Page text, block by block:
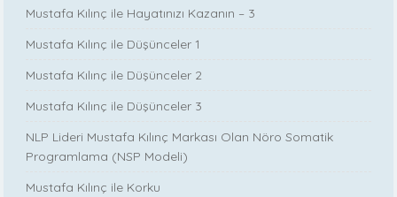
Mustafa Kılınç ile Hayatınızı Kazanın – 3
Mustafa Kılınç ile Düşünceler 1
Mustafa Kılınç ile Düşünceler 2
Mustafa Kılınç ile Düşünceler 3
NLP Lideri Mustafa Kılınç Markası Olan Nöro Somatik
Programlama (NSP Modeli)
Mustafa Kılınç ile Korku